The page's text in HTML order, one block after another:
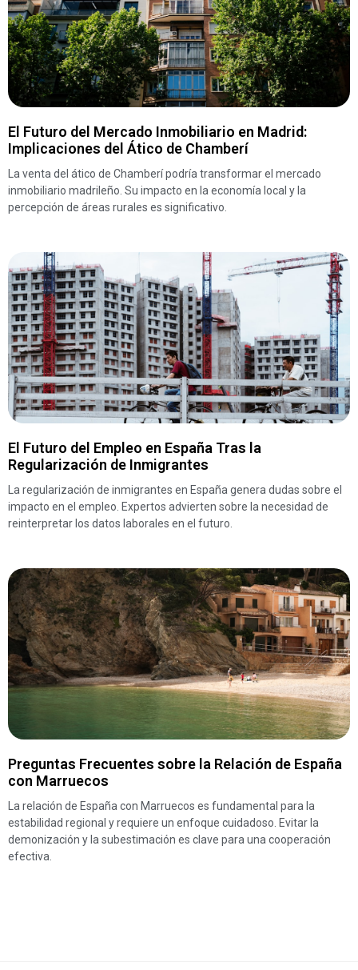
El Futuro del Mercado Inmobiliario en Madrid:
Implicaciones del Ático de Chamberí
La venta del ático de Chamberí podría transformar el mercado
inmobiliario madrileño. Su impacto en la economía local y la
percepción de áreas rurales es significativo.
El Futuro del Empleo en España Tras la
Regularización de Inmigrantes
La regularización de inmigrantes en España genera dudas sobre el
impacto en el empleo. Expertos advierten sobre la necesidad de
reinterpretar los datos laborales en el futuro.
Preguntas Frecuentes sobre la Relación de España
con Marruecos
La relación de España con Marruecos es fundamental para la
estabilidad regional y requiere un enfoque cuidadoso. Evitar la
demonización y la subestimación es clave para una cooperación
efectiva.